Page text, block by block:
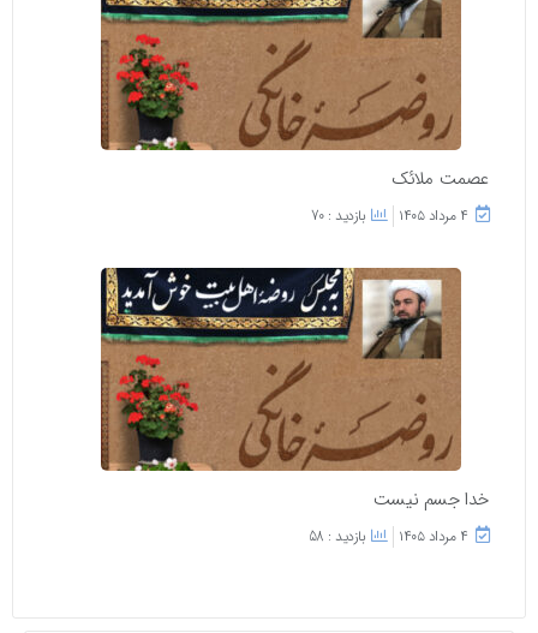
عصمت ملائک
۴ مرداد ۱۴۰۵ بازدید : 70
خدا جسم نیست
۴ مرداد ۱۴۰۵ بازدید : 58